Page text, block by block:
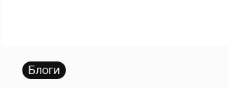
Блоги